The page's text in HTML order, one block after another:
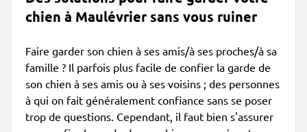
chien à Maulévrier sans vous ruiner
Faire garder son chien à ses amis/à ses proches/à sa
famille ? Il parfois plus facile de confier la garde de
son chien à ses amis ou à ses voisins ; des personnes
à qui on fait généralement confiance sans se poser
trop de questions. Cependant, il faut bien s'assurer